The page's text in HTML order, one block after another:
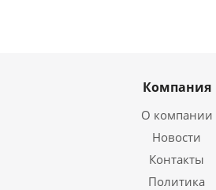
Компания
О компании
Новости
Контакты
Политика